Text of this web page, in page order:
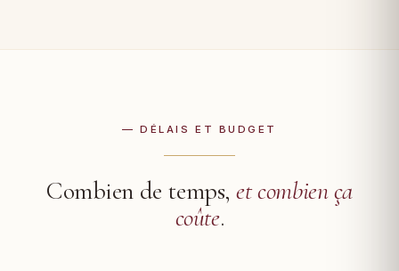
— DÉLAIS ET BUDGET
Combien de temps,et combien ça
coûte.